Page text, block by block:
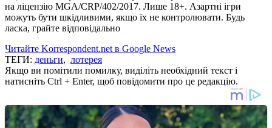
на ліцензію MGA/CRP/402/2017. Лише 18+. Азартні ігри
можуть бути шкідливими, якщо їх не контролювати. Будь
ласка, грайте відповідально
Читайте Korrespondent.net в Google News
ТЕГИ: деньги, лотерея
Якщо ви помітили помилку, виділіть необхідний текст і
натисніть Ctrl + Enter, щоб повідомити про це редакцію.